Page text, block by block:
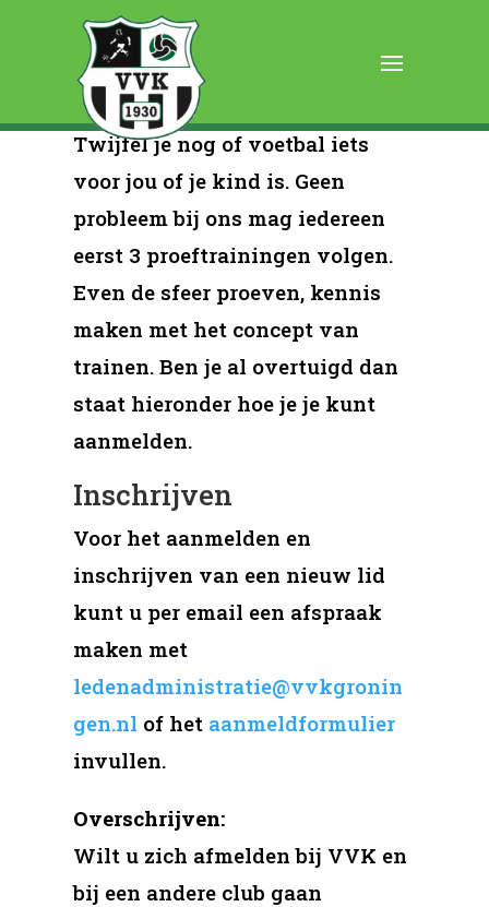
Lid worden?
Proeftraining
Twijfel je nog of voetbal iets
voor jou of je kind is. Geen
probleem bij ons mag iedereen
eerst 3 proeftrainingen volgen.
Even de sfeer proeven, kennis
maken met het concept van
trainen. Ben je al overtuigd dan
staat hieronder hoe je je kunt
aanmelden.
Inschrijven
Voor het aanmelden en
inschrijven van een nieuw lid
kunt u per email een afspraak
maken met
ledenadministratie@vvkgronin
gen.nl of het aanmeldformulier
invullen.
Overschrijven:
Wilt u zich afmelden bij VVK en
bij een andere club gaan